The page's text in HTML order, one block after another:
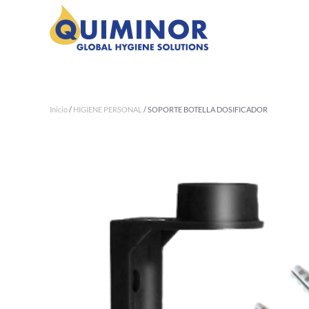
Ir al contenido principal
Inicio/ HIGIENE PERSONAL / SOPORTE BOTELLA DOSIFICADOR